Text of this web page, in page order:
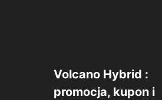
Volcano Hybrid :
promocja, kupon i